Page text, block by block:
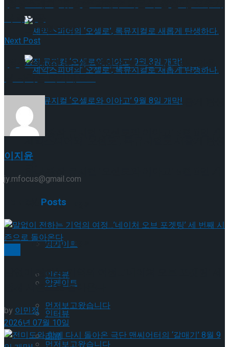
셰익스피어의 ‘오셀로’, 록뮤지컬로 새롭게 탄생
하다.창작 뮤지컬 ‘오셀로와 이아고’ 9월 8일 개
막!
Trending Tags
앙케이트
인터뷰
먼저보고왔습니다
리뷰
트’ 9월 개막
셰익스피어의 ‘오셀로’, 록뮤지컬로 새롭게 탄생
Trending Tags
앙케이트
인터뷰
먼저보고왔습니다
다 주인공
Next Post
[현장스케치] 유인촌-박해수-박은석-원진아, ‘연출
님 자리는 여기예요~’
이지윤
jy.mfocus@gmail.com
Posts
말없이 전하는 기억의 여정…’네이처 오브 포겟팅’ 세
번째 시즌으로 돌아온다
by이민정
2026년 07월 10일